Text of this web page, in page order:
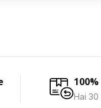
Hai